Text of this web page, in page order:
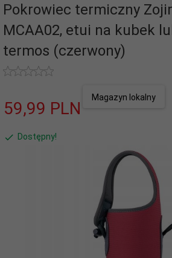
Pokrowiec termiczny
MCAA02, etui na kubek
termos (czerwony)
59,99 PLN
Magazyn lokalny
Dostępny!